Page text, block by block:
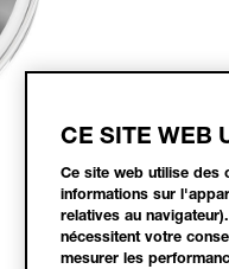
CE SITE WEB
Ce site web utilise des
informations sur
relatives au
nécessitent votre
mesurer les